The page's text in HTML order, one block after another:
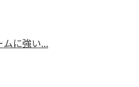
に強い...